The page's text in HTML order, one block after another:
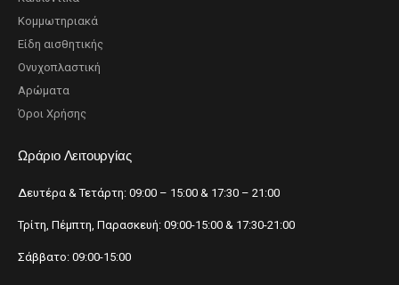
Κομμωτηριακά
Είδη αισθητικής
Ονυχοπλαστική
Αρώματα
Όροι Χρήσης
Ωράριο Λειτουργίας
Δευτέρα & Τετάρτη: 09:00 – 15:00 & 17:30 – 21:00
Τρίτη, Πέμπτη, Παρασκευή: 09:00-15:00 & 17:30-21:00
Σάββατο: 09:00-15:00